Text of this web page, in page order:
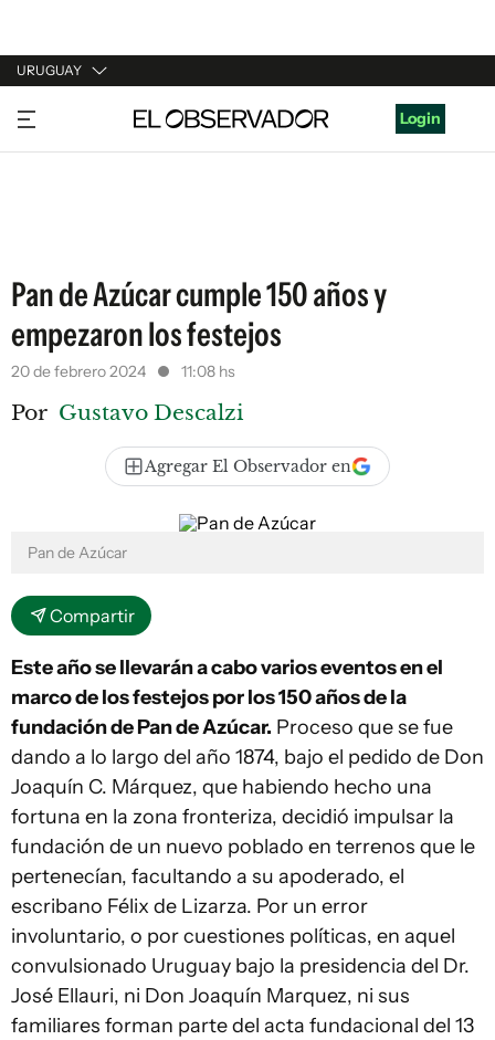
URUGUAY
URUGUAY
ARGENTINA
Login
Pan de Azúcar cumple 150 años y
empezaron los festejos
20 de febrero 2024 11:08 hs
Por Gustavo Descalzi
Agregar El Observador en
Pan de Azúcar
Compartir
Este año se llevarán a cabo varios eventos en el
marco de los festejos por los 150 años de la
fundación de Pan de Azúcar. Proceso que se fue
dando a lo largo del año 1874, bajo el pedido de Don
Joaquín C. Márquez, que habiendo hecho una
fortuna en la zona fronteriza, decidió impulsar la
fundación de un nuevo poblado en terrenos que le
pertenecían, facultando a su apoderado, el
escribano Félix de Lizarza. Por un error
involuntario, o por cuestiones políticas, en aquel
convulsionado Uruguay bajo la presidencia del Dr.
José Ellauri, ni Don Joaquín Marquez, ni sus
familiares forman parte del acta fundacional del 13